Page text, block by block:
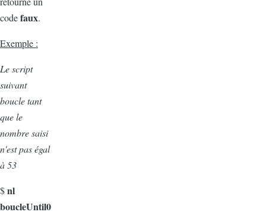
codefaux.
Exemple :
Le script
suivant
boucle tant
que le
nombre saisi
n'est pas égal
à 53
$nl
boucleUntil0